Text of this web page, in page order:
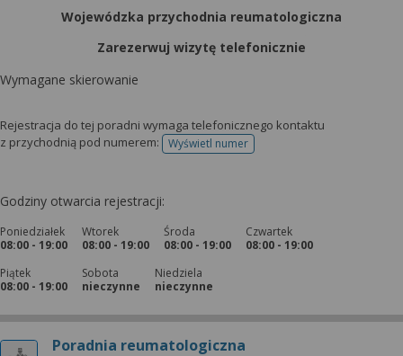
Wojewódzka przychodnia reumatologiczna
Zarezerwuj wizytę telefonicznie
Wymagane skierowanie
Rejestracja do tej poradni wymaga telefonicznego kontaktu
z przychodnią pod numerem:
Wyświetl numertelefonu do rejestracji
Godziny otwarcia rejestracji:
Poniedziałek
08:00 - 19:00
Wtorek
08:00 - 19:00
Środa
08:00 - 19:00
Czwartek
08:00 - 19:00
Piątek
08:00 - 19:00
Sobota
nieczynne
Niedziela
nieczynne
Poradnia reumatologiczna